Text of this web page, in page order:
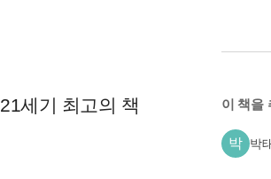
21세기 최고의 책 이 책을
박 박